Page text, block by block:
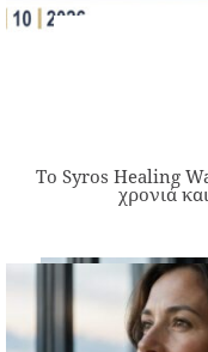
Το Syros Healing
χρονιά